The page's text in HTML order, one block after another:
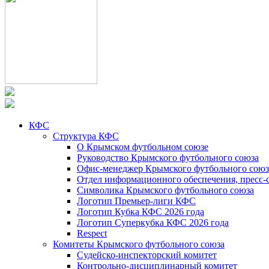
КФС
Структура КФС
О Крымском футбольном союзе
Руководство Крымского футбольного союза
Офис-менеджер Крымского футбольного
Отдел информационного обеспечения, пресс-
Символика Крымского футбольного союза
Логотип Премьер-лиги КФС
Логотип Кубка КФС 2026 года
Логотип Суперкубка КФС 2026 года
Respect
Комитеты Крымского футбольного союза
Судейско-инспекторский комитет
Контрольно-дисциплинарный комитет